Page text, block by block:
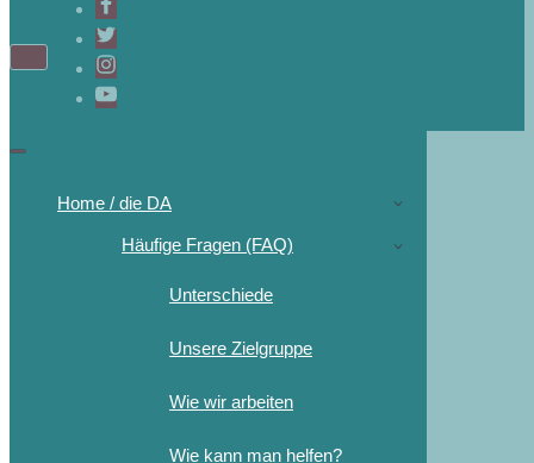
Navigations-
Navigations-
Home / die DA
Häufige Fragen (FAQ)
Unterschiede
Unsere Zielgruppe
Wie wir arbeiten
Wie kann man helfen?